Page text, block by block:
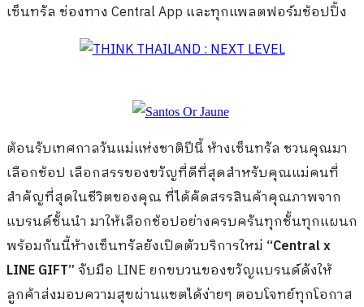
เซ็นทรัล ช่องทาง Central App และทุกแพลตฟอร์มช้อปปิ้ง
ต้อนรับเทศกาลวันแม่แห่งชาติปีนี้ห้างเซ็นทรัล ชวนคุณมา
เลือกช้อป เลือกสรรของขวัญที่ดีที่สุดสำหรับคุณแม่คนที่
สำคัญที่สุดในชีวิตของคุณ ที่ได้คัดสรรสินค้าคุณภาพจาก
แบรนด์ชั้นนำ มาให้เลือกช้อปอย่างครบครันทุกชั้นทุกแผนก
พร้อมกันนี้ห้างเซ็นทรัลยังเปิดตัวบริการใหม่ “Central x
LINE GIFT”จับมือ LINE ยกขบวนของขวัญแบรนด์ดังให้
ลูกค้าส่งมอบความสุขผ่านแชตได้ง่ายๆ ตอบโจทย์ทุกโอกาส